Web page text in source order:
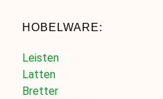
HOBELWARE:
Leisten
Latten
Bretter